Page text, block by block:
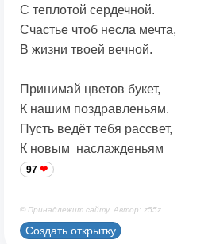
С теплотой сердечной.
Счастье чтоб несла мечта,
В жизни твоей вечной.
Принимай цветов букет,
К нашим поздравленьям.
Пусть ведёт тебя рассвет,
К новым наслажденьям
97
© Принадлежит сайту. Автор: z55z
Создать открытку